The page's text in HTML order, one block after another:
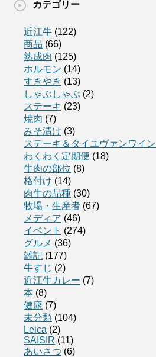
カテゴリー
近江牛 (122)
商品 (66)
熟成肉 (125)
ホルモン (14)
すきやき (13)
しゃぶしゃぶ (2)
ステーキ (23)
焼肉 (7)
みそ漬け (3)
ステーキ＆タイユヴァンワイン
わくわく定期便 (18)
牛肉の部位 (8)
格付け (14)
肉牛の品種 (30)
牧場・生産者 (67)
メディア (46)
イベント (274)
グルメ (36)
雑記 (177)
牛すじ (2)
近江牛カレー (7)
本 (8)
健康 (7)
未分類 (104)
Leica (2)
SAISIR (11)
あいさつ (6)